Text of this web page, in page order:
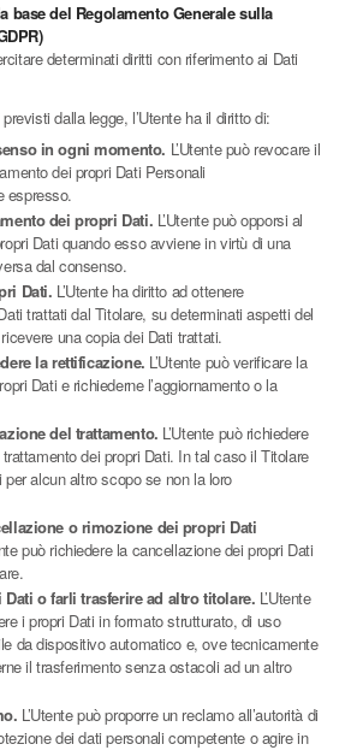
base del Regolamento Generale sulla
determinati diritti con riferimento ai Dati
dalla legge, l’Utente ha il diritto di:
in ogni momento. L’Utente può revocare il
dei propri Dati Personali
espresso.
dei propri Dati. L’Utente può opporsi al
Dati quando esso avviene in virtù di una
dal consenso.
Dati. L’Utente ha diritto ad ottenere
trattati dal Titolare, su determinati aspetti del
una copia dei Dati trattati.
la rettificazione. L’Utente può verificare la
Dati e richiederne l’aggiornamento o la
del trattamento. L’Utente può richiedere
dei propri Dati. In tal caso il Titolare
per alcun altro scopo se non la loro
o rimozione dei propri Dati
può richiedere la cancellazione dei propri Dati
o farli trasferire ad altro titolare. L’Utente
i propri Dati in formato strutturato, di uso
da dispositivo automatico e, ove tecnicamente
il trasferimento senza ostacoli ad un altro
L’Utente può proporre un reclamo all’autorità di
dei dati personali competente o agire in